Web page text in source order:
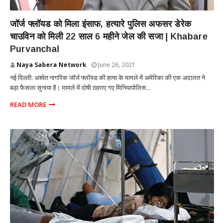
जॉर्ज फ्लॉयड को मिला इंसाफ, हत्यारे पुलिस अफसर डेरेक
चाउविन को मिली 22 साल 6 महीने जेल की सजा | Khabare
Purvanchal
Naya Sabera Network June 26, 2021
नई दिल्ली. अश्वेत नागरिक जॉर्ज फ्लॉयड की हत्या के मामले में अमेरिका की एक अदालत ने
बड़ा फैसला सुनाया है। मामले में दोषी ठहराए गए मिनियापोलिस...
READ MORE